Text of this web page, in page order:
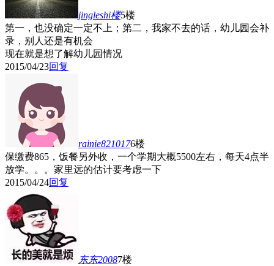
jingleshi楼5楼
第一，也没确定一定不上；第二，我家不去的话，幼儿园会补
录，别人还是有机会
现在就是想了解幼儿园情况
2015/04/23回复
rainie8210176楼
保缴费865，饭餐另外收，一个学期大概5500左右，每天4点半
放学。。。家里远的估计要考虑一下
2015/04/24回复
东东20087楼